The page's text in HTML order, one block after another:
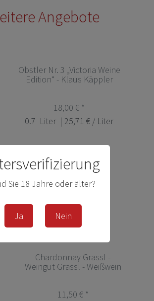
Sie 18 Jahre oder älter?
Ja Nein
Angebote
Obstler Nr. 3 „Victoria Weine
Edition“ - Klaus Käppler
18,00 € *
0.7 Liter | 25,71 € / Liter
Chardonnay Grassl -
Weingut Grassl - Weißwein
11,50 € *